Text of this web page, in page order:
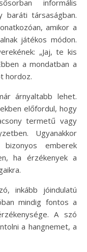
informális
baráti társaságban.
amikor a
játékos módon.
„Jaj, te kis
a mondatban a
hordoz.
árnyaltabb lehet.
előfordul, hogy
termetű vagy
Ugyanakkor
emberek
ha érzékenyek a
inkább jóindulatú
mindig fontos a
A szó
a hangnemet, a